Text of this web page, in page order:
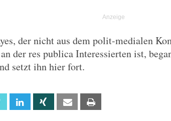
der nicht aus dem polit-medialen
der res publica Interessierten ist,
setzt ihn hier fort.
Twitter Linkedin Xing Email